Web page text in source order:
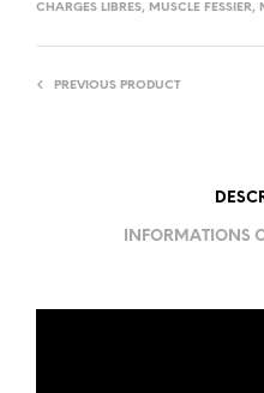
CHARGES LIBRES, MUSCLE FESSIER,
PREVIOUS PRODUCT
INFORMATIONS